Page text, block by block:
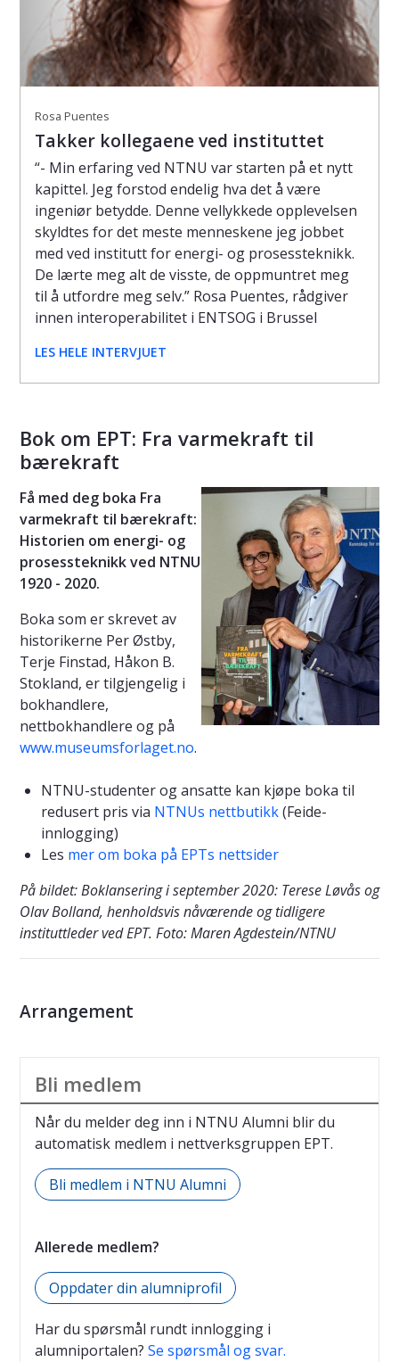
Rosa Puentes
Takker kollegaene ved instituttet
“- Min erfaring ved NTNU var starten på et nytt
kapittel. Jeg forstod endelig hva det å være
ingeniør betydde. Denne vellykkede opplevelsen
skyldtes for det meste menneskene jeg jobbet
med ved institutt for energi- og prosessteknikk.
De lærte meg alt de visste, de oppmuntret meg
til å utfordre meg selv.” Rosa Puentes, rådgiver
innen interoperabilitet i ENTSOG i Brussel
LES HELE INTERVJUET
Bok om EPT: Fra varmekraft til
bærekraft
Få med deg boka Fra
varmekraft til bærekraft:
Historien om energi- og
prosessteknikk ved NTNU
1920 - 2020.
Boka som er skrevet av
historikerne Per Østby,
Terje Finstad, Håkon B.
Stokland, er tilgjengelig i
bokhandlere,
nettbokhandlere og på
www.museumsforlaget.no.
NTNU-studenter og ansatte kan kjøpe boka til
redusert pris via NTNUs nettbutikk(Feide-
innlogging)
Les mer om boka på EPTs nettsider
På bildet: Boklansering i september 2020: Terese Løvås og
Olav Bolland, henholdsvis nåværende og tidligere
instituttleder ved EPT. Foto: Maren Agdestein/NTNU
Arrangement
Bli medlem
Når du melder deg inn i NTNU Alumni blir du
automatisk medlem i nettverksgruppen EPT.
Bli medlem i NTNU Alumni
Allerede medlem?
Oppdater din alumniprofil
Har du spørsmål rundt innlogging i
alumniportalen? Se spørsmål og svar.